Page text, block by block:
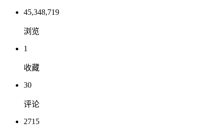
45,348,719
浏览
1
收藏
30
评论
2715